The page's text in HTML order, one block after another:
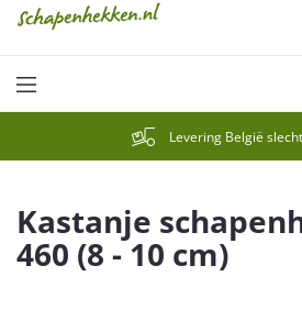
Levering België
Kastanje
460 (8 - 10 cm)